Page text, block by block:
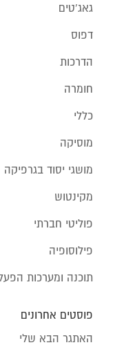
גאג'טים
דפוס
הדרכות
חומרה
כללי
מוסיקה
מושגי יסוד בגרפיקה
מקינטוש
פוליטי חברתי
פילוסופיה
תוכנה ומערכות
פוסטים אחרונים
האתגר הבא שלי